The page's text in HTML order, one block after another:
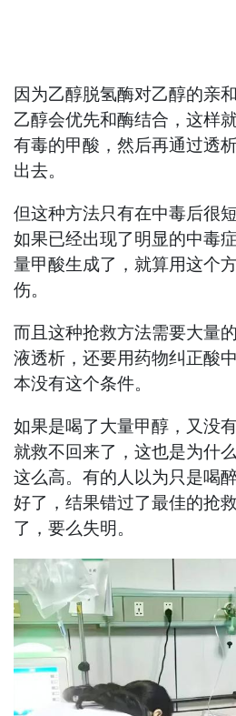
因为乙醇脱氢酶对乙醇的亲
乙醇会优先和酶结合，这样
有毒的甲酸，然后再通过透
出去。
但这种方法只有在中毒后很
如果已经出现了明显的中毒
量甲酸生成了，就算用这个
伤。
而且这种抢救方法需要大量
液透析，还要用药物纠正酸
本没有这个条件。
如果是喝了大量甲醇，又没
就救不回来了，这也是为什
这么高。有的人以为只是喝
好了，结果错过了最佳的抢
了，要么失明。